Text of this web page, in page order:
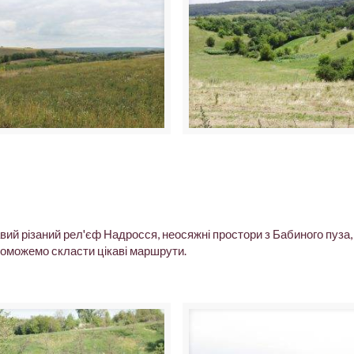
різаний рел'єф Надросся, неосяжні простори з Бабиного
скласти цікаві маршрути.